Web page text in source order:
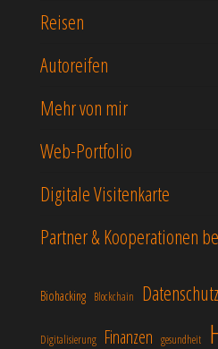
Reisen
Autoreifen
Mehr von mir
Web-Portfolio
Digitale Visitenkarte
Partner & Kooperationen
Biohacking Blockchain Datenschutz
Digitalisierung Finanzen gesundheit